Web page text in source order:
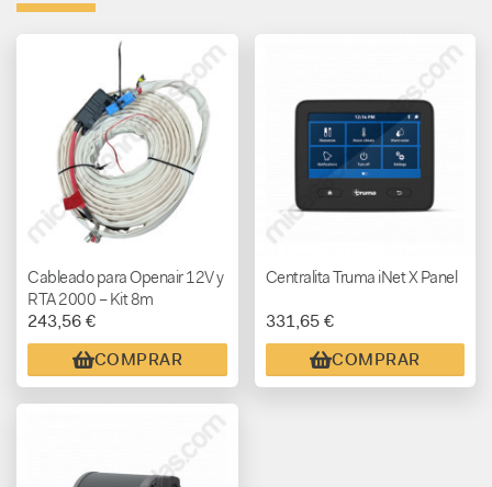
Cableado para Openair 12V y
RTA 2000 – Kit 8m
243,56 €
COMPRAR
Centralita Truma iNet X Panel
331,65 €
COMPRAR